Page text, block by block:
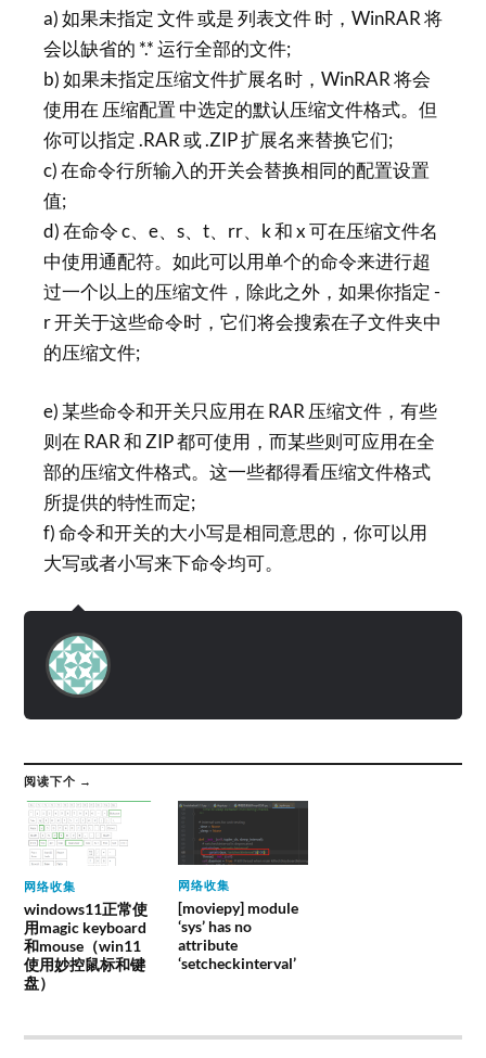
a) 如果未指定 文件 或是 列表文件 时，WinRAR 将
会以缺省的 *.* 运行全部的文件;
b) 如果未指定压缩文件扩展名时，WinRAR 将会
使用在 压缩配置 中选定的默认压缩文件格式。但
你可以指定 .RAR 或 .ZIP 扩展名来替换它们;
c) 在命令行所输入的开关会替换相同的配置设置
值;
d) 在命令 c、e、s、t、rr、k 和 x 可在压缩文件名
中使用通配符。如此可以用单个的命令来进行超
过一个以上的压缩文件，除此之外，如果你指定 -
r 开关于这些命令时，它们将会搜索在子文件夹中
的压缩文件;
e) 某些命令和开关只应用在 RAR 压缩文件，有些
则在 RAR 和 ZIP 都可使用，而某些则可应用在全
部的压缩文件格式。这一些都得看压缩文件格式
所提供的特性而定;
f) 命令和开关的大小写是相同意思的，你可以用
大写或者小写来下命令均可。
阅读下个 →
网络收集
windows11正常使
用magic keyboard
和mouse（win11
使用妙控鼠标和键
盘）
网络收集
[moviepy] module
‘sys’ has no
attribute
‘setcheckinterval’